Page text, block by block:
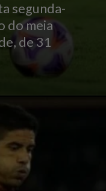
segunda-
do meia
de 31